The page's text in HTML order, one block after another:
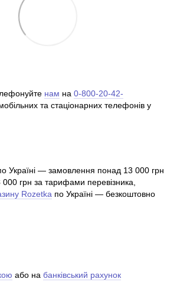
нам на 0-800-20-42-
та стаціонарних телефонів у
Україні — замовлення понад 13 000 грн
грн за тарифами перевізника,
Rozetka по Україні — безкоштовно
або на банківський рахунок